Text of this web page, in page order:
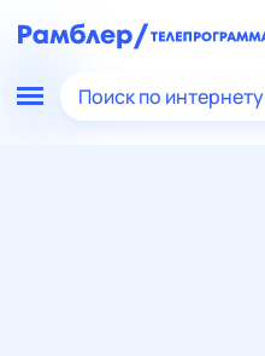
Поиск по интернету